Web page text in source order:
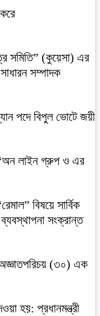
সমিতি” (কুয়েসা) এর
সম্পাদক
পদে বিপুল ভোটে জয়ী
“অন লাইন গ্রুপ ও এর
বিষয়ে সার্বিক
সংক্রান্ত
(৩০) এক
হয়: প্রধানমন্ত্রী